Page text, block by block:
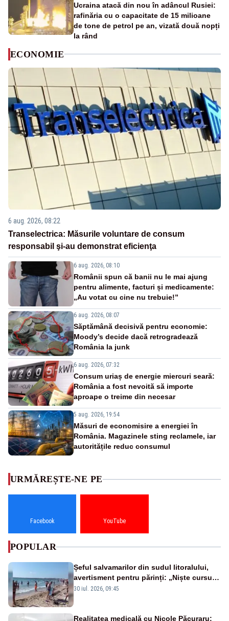
Ucraina atacă din nou în adâncul Rusiei:
rafinăria cu o capacitate de 15 milioane
de tone de petrol pe an, vizată două nopți
la rând
ECONOMIE
6 aug. 2026, 08:22
Transelectrica: Măsurile voluntare de consum
responsabil şi-au demonstrat eficienţa
6 aug. 2026, 08:10
Românii spun că banii nu le mai ajung
pentru alimente, facturi și medicamente:
„Au votat cu cine nu trebuie!”
6 aug. 2026, 08:07
Săptămână decisivă pentru economie:
Moody’s decide dacă retrogradează
România la junk
6 aug. 2026, 07:32
Consum uriaș de energie miercuri seară:
România a fost nevoită să importe
aproape o treime din necesar
5 aug. 2026, 19:54
Măsuri de economisire a energiei în
România. Magazinele sting reclamele, iar
autoritățile reduc consumul
URMĂREȘTE-NE PE
Facebook YouTube
POPULAR
Șeful salvamarilor din sudul litoralului,
avertisment pentru părinți: „Niște cursuri
de înot la piscină nu sunt suficiente”
30 iul. 2026, 09:45
Realitatea medicală cu Nicole Păcuraru: